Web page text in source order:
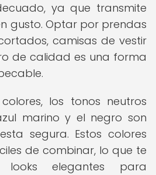
ya que transmite
gusto. Optar por prendas
camisas de vestir
de calidad es una forma
los tonos neutros
marino y el negro son
segura. Estos colores
de combinar, lo que te
looks elegantes para